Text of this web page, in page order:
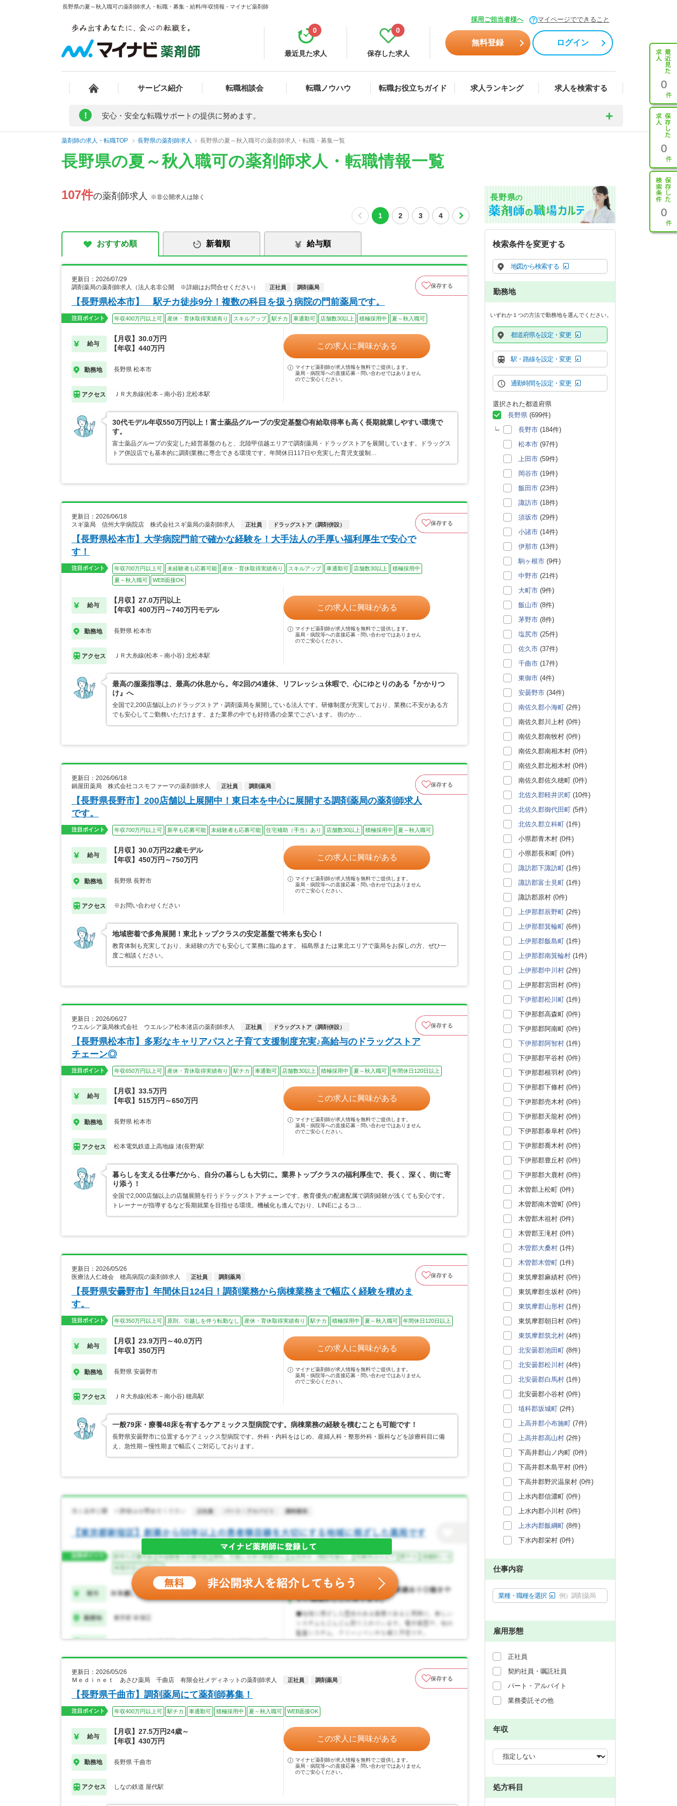
長野県の夏～秋入職可の薬剤師求人・転職・募集・給料/年収情報 - マイナビ薬剤師
採用ご担当者様へ マイページでできること
最近見た求人
0
保存した求人
0
無料登録 ログイン
サービス紹介 転職相談会 転職ノウハウ 転職お役立ちガイド 求人ランキング 求人を検索する 0
0
0
! 安心・安全な転職サポートの提供に努めます。
薬剤師の求人・転職TOP 長野県の薬剤師求人 長野県の夏～秋入職可の薬剤師求人・転職・募集一覧
長野県の夏～秋入職可の薬剤師求人・転職情報一覧
107件の薬剤師求人 ※非公開求人は除く
1 2 3 4
おすすめ順 新着順 給与順
更新日：2026/07/29
調剤薬局の薬剤師求人（法人名非公開 ※詳細はお問合せください）
正社員 調剤薬局 保存する
【長野県松本市】 駅チカ徒歩9分！複数の科目を扱う病院の門前薬局です。
注目ポイント 年収400万円以上可 産休・育休取得実績有り スキルアップ 駅チカ 車通勤可 店舗数30以上 積極採用中 夏～秋入職可
給与
【月収】30.0万円
【年収】440万円
勤務地 長野県 松本市
アクセス ＪＲ大糸線(松本－南小谷) 北松本駅
この求人に興味がある
マイナビ薬剤師が求人情報を無料でご提供します。
薬局・病院等への直接応募・問い合わせではありません
のでご安心ください。
30代モデル年収550万円以上！富士薬品グループの安定基盤◎有給取得率も高く長期就業しやすい環境で
す。
富士薬品グループの安定した経営基盤のもと、北陸甲信越エリアで調剤薬局・ドラッグストアを展開しています。ドラッグス
トア併設店でも基本的に調剤業務に専念できる環境です。年間休日117日や充実した育児支援制…
更新日：2026/06/18
スギ薬局 信州大学病院店 株式会社スギ薬局の薬剤師求人
正社員 ドラッグストア（調剤併設） 保存する
【長野県松本市】大学病院門前で確かな経験を！大手法人の手厚い福利厚生で安心で
す！
注目ポイント 年収700万円以上可 未経験者も応募可能 産休・育休取得実績有り スキルアップ 車通勤可 店舗数30以上
積極採用中
夏～秋入職可
WEB面接OK
給与
【月収】27.0万円以上
【年収】400万円～740万円モデル
勤務地 長野県 松本市
アクセス ＪＲ大糸線(松本－南小谷) 北松本駅
この求人に興味がある
マイナビ薬剤師が求人情報を無料でご提供します。
薬局・病院等への直接応募・問い合わせではありません
のでご安心ください。
最高の服薬指導は、最高の休息から。年2回の4連休、リフレッシュ休暇で、心にゆとりのある『かかりつ
け』へ
全国で2,200店舗以上のドラッグストア・調剤薬局を展開している法人です。研修制度が充実しており、業務に不安がある方
でも安心してご勤務いただけます。また業界の中でも好待遇の企業でございます。 街のか…
更新日：2026/06/18
鍋屋田薬局 株式会社コスモファーマの薬剤師求人
正社員 調剤薬局 保存する
【長野県長野市】200店舗以上展開中！東日本を中心に展開する調剤薬局の薬剤師求人
です。
注目ポイント 年収700万円以上可 新卒も応募可能 未経験者も応募可能 住宅補助（手当）あり 店舗数30以上 積極採用中 夏～秋入職可
給与
【月収】30.0万円22歳モデル
【年収】450万円～750万円
勤務地 長野県 長野市
アクセス ※お問い合わせください
この求人に興味がある
マイナビ薬剤師が求人情報を無料でご提供します。
薬局・病院等への直接応募・問い合わせではありません
のでご安心ください。
地域密着で多角展開！東北トップクラスの安定基盤で将来も安心！
教育体制も充実しており、未経験の方でも安心して業務に臨めます。 福島県または東北エリアで薬局をお探しの方、ぜひ一
度ご相談ください。
更新日：2026/06/27
ウエルシア薬局株式会社 ウエルシア松本渚店の薬剤師求人
正社員 ドラッグストア（調剤併設） 保存する
【長野県松本市】多彩なキャリアパスと子育て支援制度充実♪高給与のドラッグストア
チェーン◎
注目ポイント 年収650万円以上可 産休・育休取得実績有り 駅チカ 車通勤可 店舗数30以上 積極採用中 夏～秋入職可 年間休日120日以上
給与
【月収】33.5万円
【年収】515万円～650万円
勤務地 長野県 松本市
アクセス 松本電気鉄道上高地線 渚(長野)駅
この求人に興味がある
マイナビ薬剤師が求人情報を無料でご提供します。
薬局・病院等への直接応募・問い合わせではありません
のでご安心ください。
暮らしを支える仕事だから、自分の暮らしも大切に。業界トップクラスの福利厚生で、長く、深く、街に寄
り添う！
全国で2,000店舗以上の店舗展開を行うドラッグストアチェーンです。教育優先の配慮配属で調剤経験が浅くても安心です。
トレーナーが指導するなど長期就業を目指せる環境。機械化も進んでおり、LINEによるコ…
更新日：2026/05/26
医療法人仁雄会 穂高病院の薬剤師求人
正社員 調剤薬局 保存する
【長野県安曇野市】年間休日124日！調剤業務から病棟業務まで幅広く経験を積めま
す。
注目ポイント 年収350万円以上可 原則、引越しを伴う転勤なし 産休・育休取得実績有り 駅チカ 積極採用中 夏～秋入職可 年間休日120日以上
給与
【月収】23.9万円～40.0万円
【年収】350万円
勤務地 長野県 安曇野市
アクセス ＪＲ大糸線(松本－南小谷) 穂高駅
この求人に興味がある
マイナビ薬剤師が求人情報を無料でご提供します。
薬局・病院等への直接応募・問い合わせではありません
のでご安心ください。
一般79床・療養48床を有するケアミックス型病院です。病棟業務の経験を積むことも可能です！
長野県安曇野市に位置するケアミックス型病院です。外科・内科をはじめ、産婦人科・整形外科・眼科などを診療科目に備
え、急性期～慢性期まで幅広くご対応しております。
更新日：2026/05/26
Ｍｅｄｉｎｅｔ あさひ薬局 千曲店 有限会社メディネットの薬剤師求人
正社員 調剤薬局 保存する
【長野県千曲市】調剤薬局にて薬剤師募集！
注目ポイント 年収400万円以上可 駅チカ 車通勤可 積極採用中 夏～秋入職可 WEB面接OK
給与
【月収】27.5万円24歳～
【年収】430万円
勤務地 長野県 千曲市
アクセス しなの鉄道 屋代駅
この求人に興味がある
マイナビ薬剤師が求人情報を無料でご提供します。
薬局・病院等への直接応募・問い合わせではありません
のでご安心ください。
長野県の
検索条件を変更する
地図から検索する
勤務地
いずれか１つの方法で勤務地を選んでください。
都道府県を設定・変更
駅・路線を設定・変更
通勤時間を設定・変更
選択された都道府県
長野県 (699件)
長野市 (184件)
松本市 (97件)
上田市 (59件)
岡谷市 (19件)
飯田市 (23件)
諏訪市 (18件)
須坂市 (29件)
小諸市 (14件)
伊那市 (13件)
駒ヶ根市 (9件)
中野市 (21件)
大町市 (9件)
飯山市 (8件)
茅野市 (8件)
塩尻市 (25件)
佐久市 (37件)
千曲市 (17件)
東御市 (4件)
安曇野市 (34件)
南佐久郡小海町 (2件)
南佐久郡川上村 (0件)
南佐久郡南牧村 (0件)
南佐久郡南相木村 (0件)
南佐久郡北相木村 (0件)
南佐久郡佐久穂町 (0件)
北佐久郡軽井沢町 (10件)
北佐久郡御代田町 (5件)
北佐久郡立科町 (1件)
小県郡青木村 (0件)
小県郡長和町 (0件)
諏訪郡下諏訪町 (1件)
諏訪郡富士見町 (1件)
諏訪郡原村 (0件)
上伊那郡辰野町 (2件)
上伊那郡箕輪町 (6件)
上伊那郡飯島町 (1件)
上伊那郡南箕輪村 (1件)
上伊那郡中川村 (2件)
上伊那郡宮田村 (0件)
下伊那郡松川町 (1件)
下伊那郡高森町 (0件)
下伊那郡阿南町 (0件)
下伊那郡阿智村 (1件)
下伊那郡平谷村 (0件)
下伊那郡根羽村 (0件)
下伊那郡下條村 (0件)
下伊那郡売木村 (0件)
下伊那郡天龍村 (0件)
下伊那郡泰阜村 (0件)
下伊那郡喬木村 (0件)
下伊那郡豊丘村 (0件)
下伊那郡大鹿村 (0件)
木曽郡上松町 (0件)
木曽郡南木曽町 (0件)
木曽郡木祖村 (0件)
木曽郡王滝村 (0件)
木曽郡大桑村 (1件)
木曽郡木曽町 (1件)
東筑摩郡麻績村 (0件)
東筑摩郡生坂村 (0件)
東筑摩郡山形村 (1件)
東筑摩郡朝日村 (0件)
東筑摩郡筑北村 (4件)
北安曇郡池田町 (8件)
北安曇郡松川村 (4件)
北安曇郡白馬村 (1件)
北安曇郡小谷村 (0件)
埴科郡坂城町 (2件)
上高井郡小布施町 (7件)
上高井郡高山村 (2件)
下高井郡山ノ内町 (0件)
下高井郡木島平村 (0件)
下高井郡野沢温泉村 (0件)
上水内郡信濃町 (0件)
上水内郡小川村 (0件)
上水内郡飯綱町 (8件)
下水内郡栄村 (0件)
仕事内容
業種・職種を選択 例）調剤薬局
雇用形態
正社員
契約社員・嘱託社員
パート・アルバイト
業務委託その他
年収
処方科目